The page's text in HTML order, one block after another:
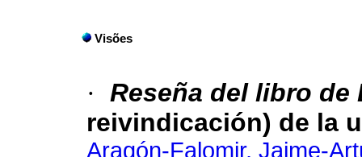
Visões
· Reseña del libro de
reivindicación) de la
Aragón-Falomir, Jaime-